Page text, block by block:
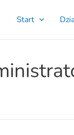
Start